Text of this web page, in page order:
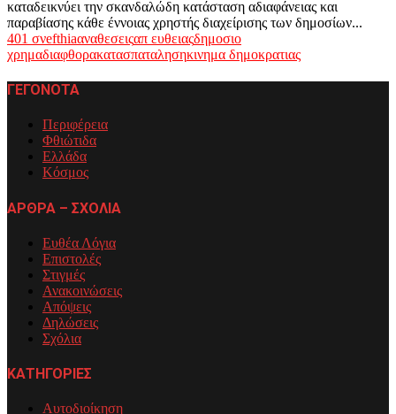
καταδεικνύει την σκανδαλώδη κατάσταση αδιαφάνειας και
παραβίασης κάθε έννοιας χρηστής διαχείρισης των δημοσίων...
401 σνefthiaαναθεσειςαπ ευθειαςδημοσιο
χρημαδιαφθορακατασπαταλησηκινημα δημοκρατιας
ΓΕΓΟΝΟΤΑ
Περιφέρεια
Φθιώτιδα
Ελλάδα
Κόσμος
ΑΡΘΡΑ – ΣΧΟΛΙΑ
Ευθέα Λόγια
Επιστολές
Στιγμές
Ανακοινώσεις
Απόψεις
Δηλώσεις
Σχόλια
ΚΑΤΗΓΟΡΙΕΣ
Αυτοδιοίκηση